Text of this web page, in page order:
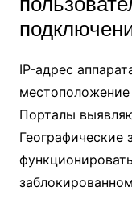
IP-адрес
местоположение
Порталы
Географические